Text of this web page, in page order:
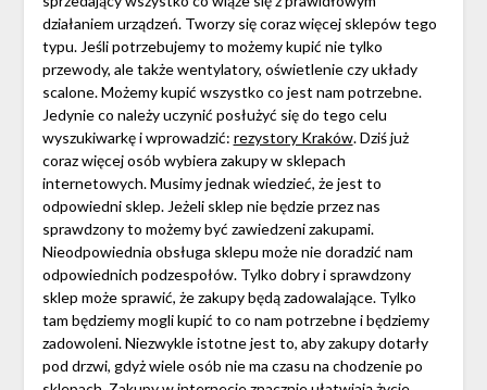
działaniem urządzeń. Tworzy się coraz więcej sklepów tego
typu. Jeśli potrzebujemy to możemy kupić nie tylko
przewody, ale także wentylatory, oświetlenie czy układy
scalone. Możemy kupić wszystko co jest nam potrzebne.
Jedynie co należy uczynić posłużyć się do tego celu
wyszukiwarkę i wprowadzić: rezystory Kraków. Dziś już
coraz więcej osób wybiera zakupy w sklepach
internetowych. Musimy jednak wiedzieć, że jest to
odpowiedni sklep. Jeżeli sklep nie będzie przez nas
sprawdzony to możemy być zawiedzeni zakupami.
Nieodpowiednia obsługa sklepu może nie doradzić nam
odpowiednich podzespołów. Tylko dobry i sprawdzony
sklep może sprawić, że zakupy będą zadowalające. Tylko
tam będziemy mogli kupić to co nam potrzebne i będziemy
zadowoleni. Niezwykle istotne jest to, aby zakupy dotarły
pod drzwi, gdyż wiele osób nie ma czasu na chodzenie po